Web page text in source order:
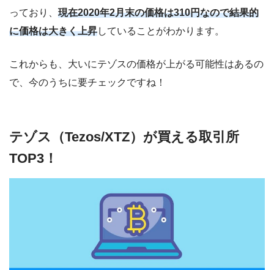
っており、 現在2020年2月末の価格は310円なので結果的
に価格は大きく上昇していることがわかります。
これからも、大いにテゾスの価格が上がる可能性はあるの
で、今のうちに要チェックですね！
テゾス（Tezos/XTZ）が買える取引所
TOP3！